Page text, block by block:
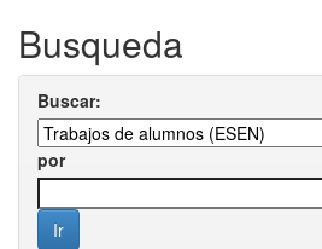
Busqueda
Buscar:
por